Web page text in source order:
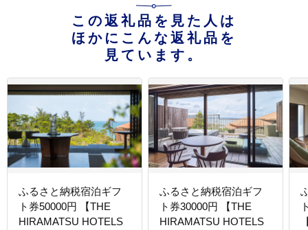
この返礼品を見た人は
ほかにこんな返礼品を
見ています。
ふるさと納税宿泊ギフ
ト券50000円 【THE
HIRAMATSU HOTELS
ふるさと納税宿泊ギフ
ト券30000円 【THE
HIRAMATSU HOTELS